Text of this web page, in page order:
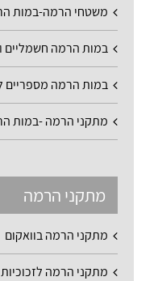
משטחי הרמה-במות
במות הרמה חשמליים
במות הרמה מספריים
מתקני הרמה -במות
מתקני הרמה
מתקני הרמה בוואקום
מתקני הרמה לזכוכיות